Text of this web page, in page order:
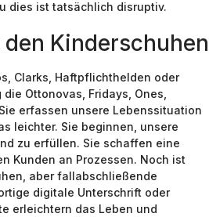
dies ist tatsächlich disruptiv.
Kinderschuhen
Clarks, Haftpflichthelden oder
Ottonovas, Fridays, Ones,
erfassen unsere Lebenssituation
leichter. Sie beginnen, unsere
zu erfüllen. Sie schaffen eine
Kunden an Prozessen. Noch ist
aber fallabschließende
digitale Unterschrift oder
erleichtern das Leben und